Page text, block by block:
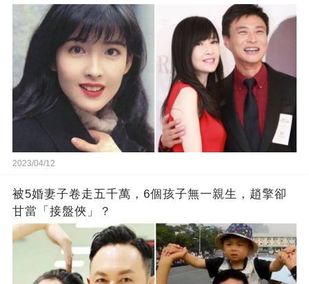
2023/04/12
被5婚妻子卷走五千萬，6個孩子無一親生，趙擎卻
甘當「接盤俠」？